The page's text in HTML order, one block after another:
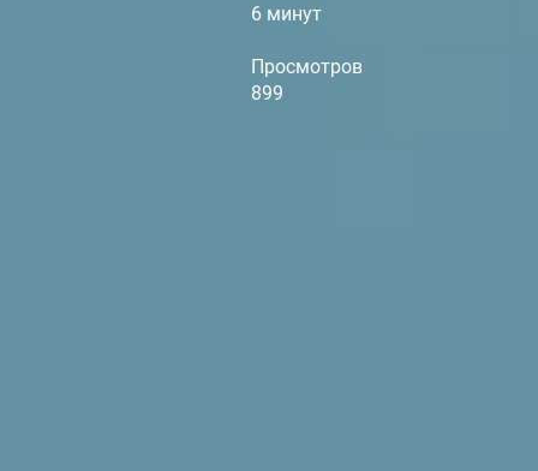
6 минут
Просмотров
899